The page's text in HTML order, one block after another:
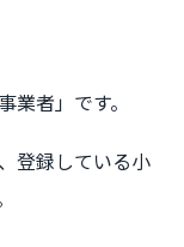
者」です。
登録している小